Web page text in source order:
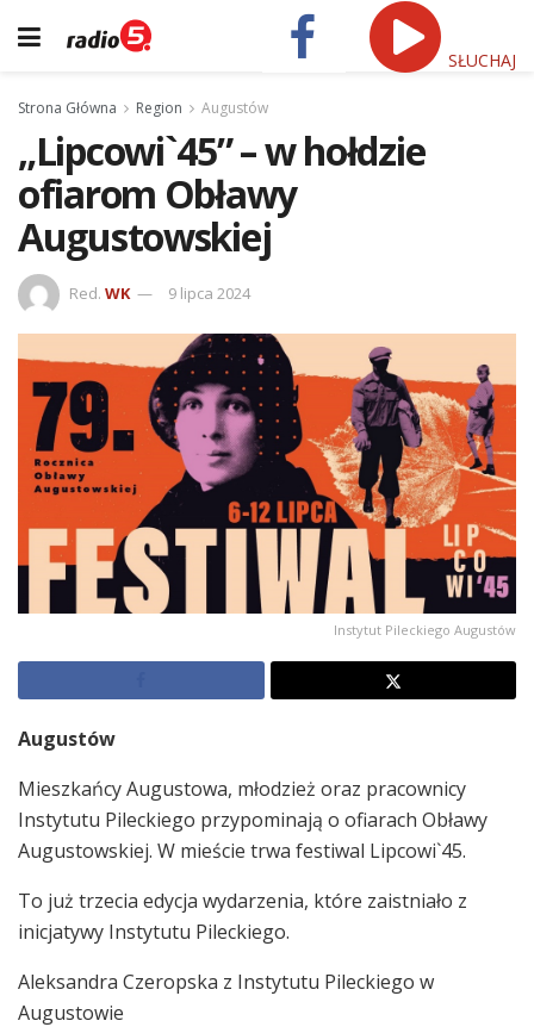
SŁUCHAJ
Strona Główna Region Augustów
„Lipcowi`45” – w hołdzie
ofiarom Obławy
Augustowskiej
Red. WK 9 lipca 2024
Instytut Pileckiego Augustów
Augustów
Mieszkańcy Augustowa, młodzież oraz pracownicy
Instytutu Pileckiego przypominają o ofiarach Obławy
Augustowskiej. W mieście trwa festiwal Lipcowi`45.
To już trzecia edycja wydarzenia, które zaistniało z
inicjatywy Instytutu Pileckiego.
Aleksandra Czeropska z Instytutu Pileckiego w
Augustowie